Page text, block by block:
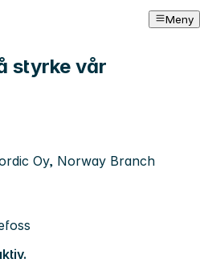
Meny
styrke vår
Oy, Norway Branch